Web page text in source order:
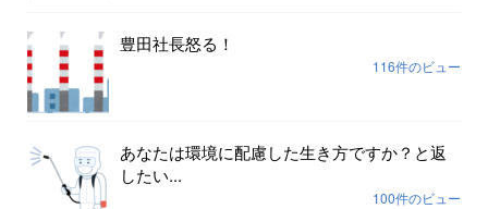
豊田社長怒る！
116件のビュー
あなたは環境に配慮した生き方ですか？と返
したい...
100件のビュー